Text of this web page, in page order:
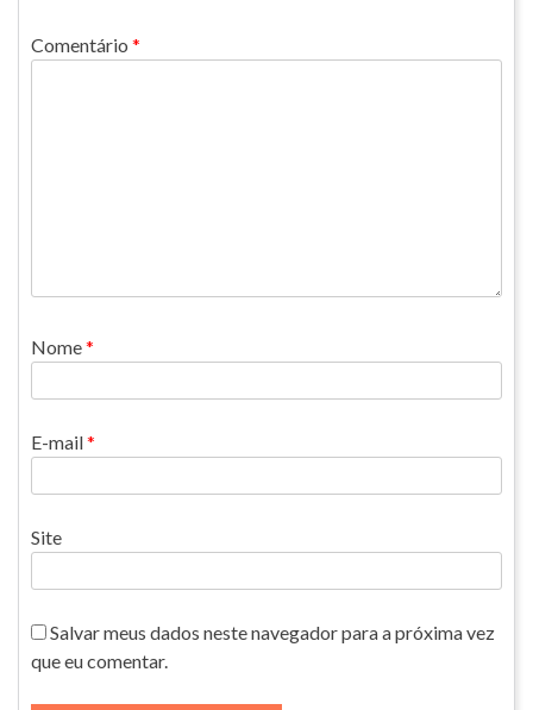
Comentário *
Nome*
E-mail*
Site
Salvar meus dados neste navegador para a próxima vez
que eu comentar.